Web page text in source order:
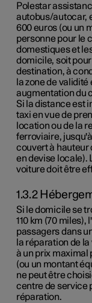
Polestar
autobus/autocar,
600 euros (ou un
personne pour le
domestiques et
domicile, soit
destination, à
la zone de
augmentation du
Si la distance est
taxi en vue de
location ou de la
ferroviaire,
couvert à hauteur
en devise locale).
voiture doit être
1.3.2
Si le domicile se
110 km (70 miles),
passagers dans
la réparation de
à un prix maximal
(ou un montant
ne peut être
centre de service
réparation.